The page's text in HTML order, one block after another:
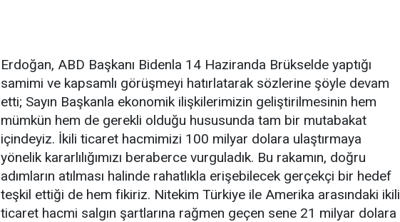
Erdoğan, ABD Başkanı Bidenla 14 Haziranda Brükselde yaptığı
samimi ve kapsamlı görüşmeyi hatırlatarak sözlerine şöyle devam
etti; Sayın Başkanla ekonomik ilişkilerimizin geliştirilmesinin hem
mümkün hem de gerekli olduğu hususunda tam bir mutabakat
içindeyiz. İkili ticaret hacmimizi 100 milyar dolara ulaştırmaya
yönelik kararlılığımızı beraberce vurguladık. Bu rakamın, doğru
adımların atılması halinde rahatlıkla erişebilecek gerçekçi bir hedef
teşkil ettiği de hem fikiriz. Nitekim Türkiye ile Amerika arasındaki ikili
ticaret hacmi salgın şartlarına rağmen geçen sene 21 milyar dolara